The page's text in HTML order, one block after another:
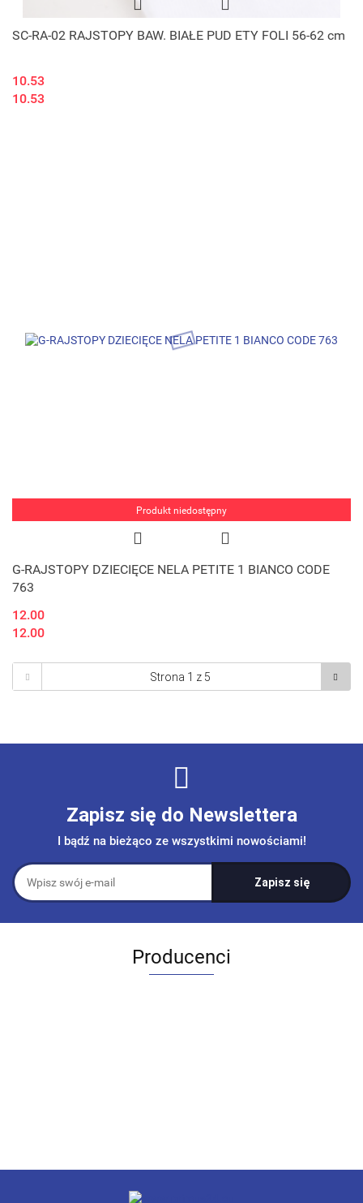
SC-RA-02 RAJSTOPY BAW. BIAŁE PUD ETY FOLI 56-62 cm
10.53
10.53
Produkt niedostępny
G-RAJSTOPY DZIECIĘCE NELA PETITE 1 BIANCO CODE
763
12.00
12.00
Zapisz się do Newslettera
I bądź na bieżąco ze wszystkimi nowościami!
Producenci